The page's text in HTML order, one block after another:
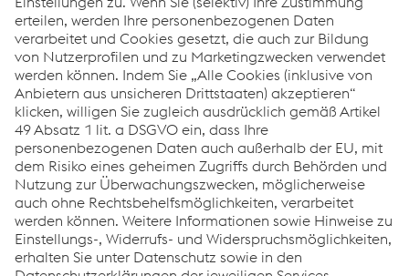
Prüfstelle
Glüherei
Beizerei
Lager & Logistik
Walzdraht
Links
Über uns